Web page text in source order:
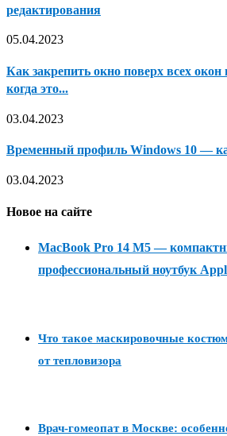
редактирования
05.04.2023
Как закрепить окно поверх всех
когда это...
03.04.2023
Временный профиль Windows 10 —
03.04.2023
Новое на сайте
MacBook Pro 14 M5 —
профессиональный ноутбук
Что такое маскировочные
от тепловизора
Врач-гомеопат в Москве: